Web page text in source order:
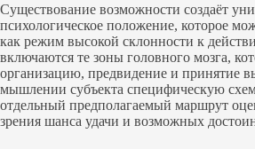
Существование возможности создаёт
психологическое положение, которое
как режим высокой склонности к
включаются те зоны головного мозга,
организацию, предвидение и принятие
мышлении субъекта специфическую
отдельный предполагаемый маршрут
зрения шанса удачи и возможных